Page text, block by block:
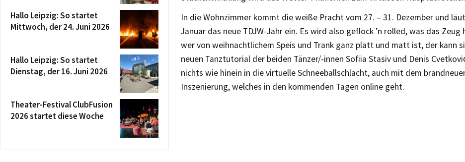
In die Wohnzimmer kommt die weiße Pracht vom 27. – 31. Dezember und
Januar das neue TDJW-Jahr ein. Es wird also geflock ’n rolled, was das Zeug
wer von weihnachtlichem Speis und Trank ganz platt und matt ist, der kann
neuen Tanztutorial der beiden Tänzer/-innen Sofiia Stasiv und Denis
nichts wie hinein in die virtuelle Schneeballschlacht, auch mit dem
Inszenierung, welches in den kommenden Tagen online geht.
Hallo Leipzig: So startet
Mittwoch, der 24. Juni 2026
Hallo Leipzig: So startet
Dienstag, der 16. Juni 2026
Theater-Festival ClubFusion
2026 startet diese Woche